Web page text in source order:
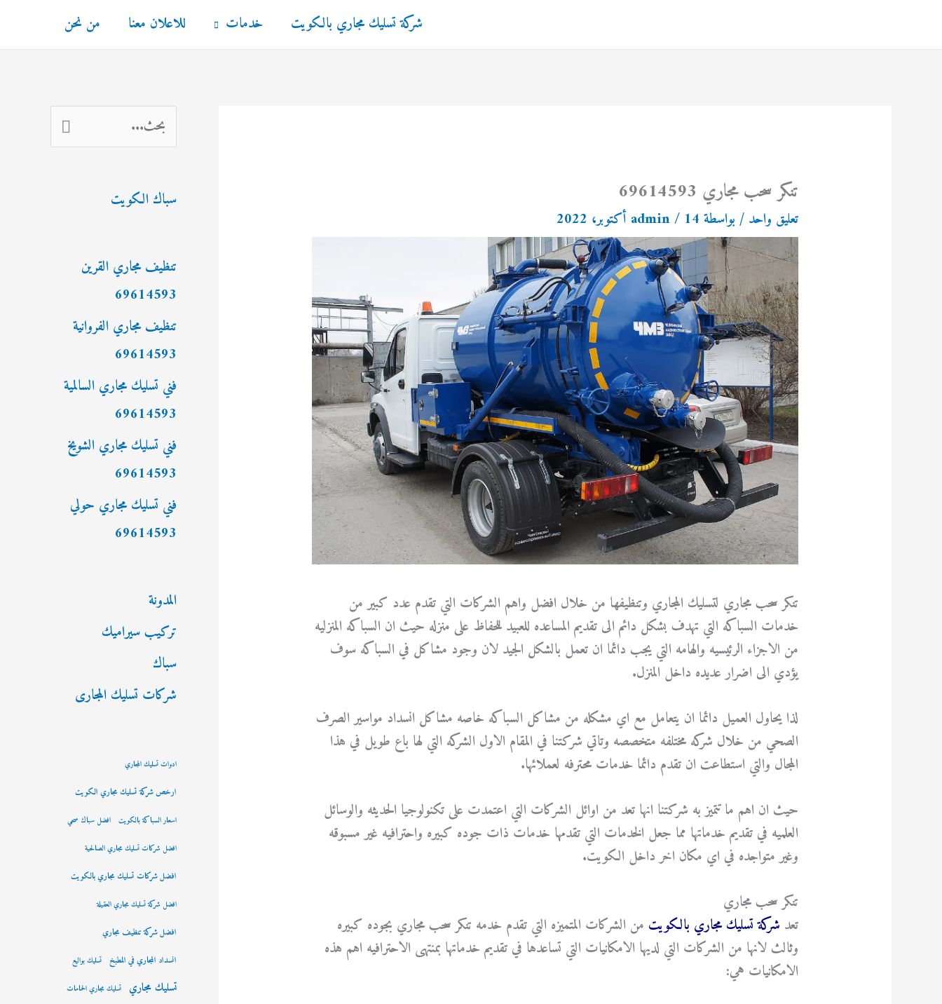
المحتوى
شركة تسليك مجاري بالكويت خدمات للاعلان معنا من نحن
تنكر سحب مجاري 69614593
تعليق واحد / بواسطة admin/ 14 أكتوبر، 2022
تنكر سحب مجاري لتسليك المجاري وتنظيفها من خلال افضل واهم الشركات التي تقدم عدد كبير من
خدمات السباكه التي تهدف بشكل دائم الى تقديم المساعده للعبيد للحفاظ على منزله حيث ان السباكه المنزليه
من الاجزاء الرئيسيه والهامه التي يجب دائما ان تعمل بالشكل الجيد لان وجود مشاكل في السباكه سوف
يؤدي الى اضرار عديده داخل المنزل.
لذا يحاول العميل دائما ان يتعامل مع اي مشكله من مشاكل السباكه خاصه مشاكل انسداد مواسير الصرف
الصحي من خلال شركه مختلفه متخصصه وتاتي شركتنا في المقام الاول الشركه التي لها باع طويل في هذا
المجال والتي استطاعت ان تقدم دائما خدمات محترفه لعملائها.
حيث ان اهم ما تتميز به شركتنا انها تعد من اوائل الشركات التي اعتمدت على تكنولوجيا الحديثه والوسائل
العلميه في تقديم خدماتها مما جعل الخدمات التي تقدمها خدمات ذات جوده كبيره واحترافيه غير مسبوقه
وغير متواجده في اي مكان اخر داخل الكويت.
تنكر سحب مجاري
تعد شركة تسليك مجاري بالكويت من الشركات المتميزه التي تقدم خدمه تنكر سحب مجاري بجوده كبيره
وثالث لانها من الشركات التي لديها الامكانيات التي تساعدها في تقديم خدماتها بمنتهى الاحترافيه اهم هذه
الامكانيات هي:
ل
ح
ع
ن
سباك الكويت
تنظيف مجاري القرين
69614593
تنظيف مجاري الفروانية
69614593
فني تسليك مجاري السالمية
69614593
فني تسليك مجاري الشويخ
69614593
فني تسليك مجاري حولي
69614593
المدونة
تركيب سيراميك
سباك
شركات تسليك المجارى
ادوات تسليك المجاري
ارخص شركة تسليك مجاري الكويت
اسعار السباكة بالكويت افضل سباك صحي
افضل شركات تسليك مجاري الصالحية
افضل شركات تسليك مجاري بالكويت
افضل شركة تسليك مجاري العقيلة
افضل شركة تنظيف مجاري
انسداد المجاري في المطبخ تسليك بواليع
تسليك مجاري تسليك مجاري الحمامات